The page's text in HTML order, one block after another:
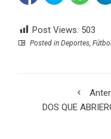
Post Views: 503
Posted in Deportes
DOS QUE